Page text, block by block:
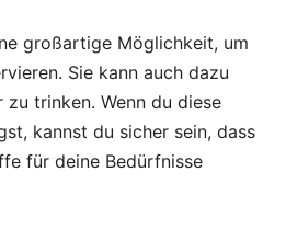
großartige Möglichkeit, um
Sie kann auch dazu
zu trinken. Wenn du diese
kannst du sicher sein, dass
für deine Bedürfnisse